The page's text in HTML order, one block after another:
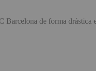
Barcelona de forma drástica